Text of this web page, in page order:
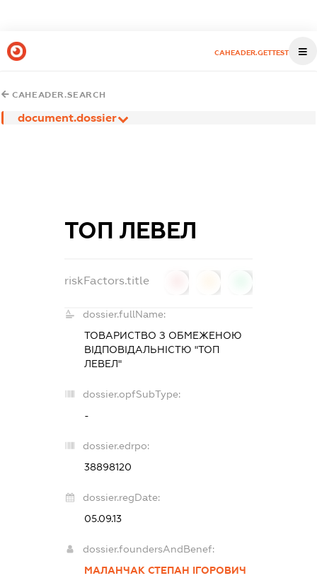
CAHEADER.GETTEST
CAHEADER.SEARCH
document.dossier
ТОП ЛЕВЕЛ
riskFactors.title
dossier.fullName:
ТОВАРИСТВО З ОБМЕЖЕНОЮ
ВІДПОВІДАЛЬНІСТЮ "ТОП
ЛЕВЕЛ"
dossier.opfSubType:
-
dossier.edrpo:
38898120
dossier.regDate:
05.09.13
dossier.foundersAndBenef:
МАЛАНЧАК СТЕПАН ІГОРОВИЧ